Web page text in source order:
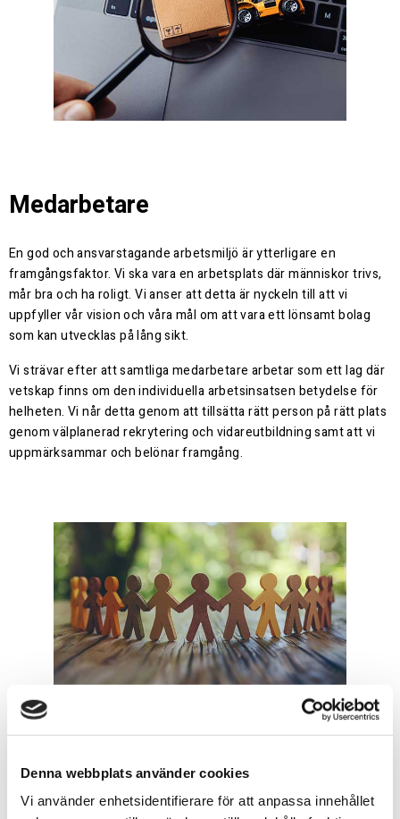
Denna webbplats använder cookies
Vi använder enhetsidentifierare för att anpassa innehållet
Medarbetare
En god och ansvarstagande arbetsmiljö är ytterligare en
framgångsfaktor. Vi ska vara en arbetsplats där människor trivs,
mår bra och ha roligt. Vi anser att detta är nyckeln till att vi
uppfyller vår vision och våra mål om att vara ett lönsamt bolag
som kan utvecklas på lång sikt.
Vi strävar efter att samtliga medarbetare arbetar som ett lag där
vetskap finns om den individuella arbetsinsatsen betydelse för
helheten. Vi når detta genom att tillsätta rätt person på rätt plats
genom välplanerad rekrytering och vidareutbildning samt att vi
uppmärksammar och belönar framgång.